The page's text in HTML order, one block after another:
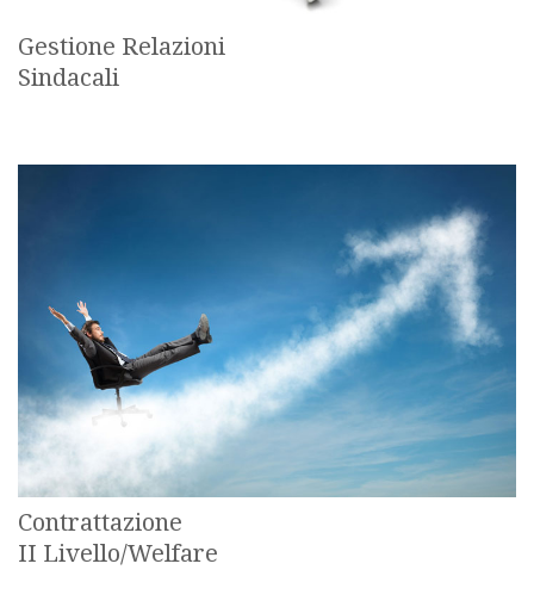
Gestione Relazioni
Sindacali
Contrattazione
II Livello/Welfare